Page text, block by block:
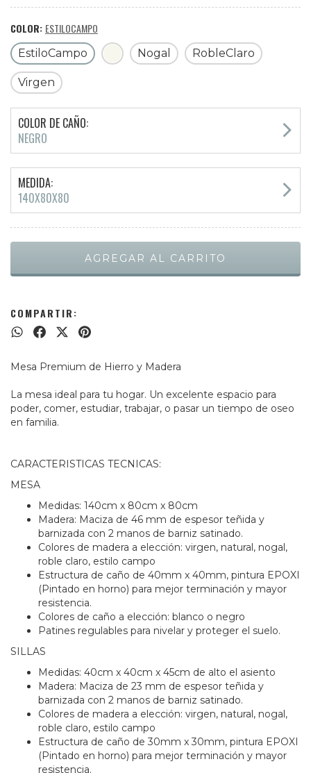
COLOR: ESTILOCAMPO
EstiloCampo Nogal RobleClaro
Virgen
COLOR DE CAÑO:
NEGRO
MEDIDA:
140X80X80
COMPARTIR:
Mesa Premium de Hierro y Madera
La mesa ideal para tu hogar. Un excelente espacio para
poder, comer, estudiar, trabajar, o pasar un tiempo de oseo
en familia.
CARACTERISTICAS TECNICAS:
MESA
Medidas: 140cm x 80cm x 80cm
Madera: Maciza de 46 mm de espesor teñida y
barnizada con 2 manos de barniz satinado.
Colores de madera a elección: virgen, natural, nogal,
roble claro, estilo campo
Estructura de caño de 40mm x 40mm, pintura EPOXI
(Pintado en horno) para mejor terminación y mayor
resistencia.
Colores de caño a elección: blanco o negro
Patines regulables para nivelar y proteger el suelo.
SILLAS
Medidas: 40cm x 40cm x 45cm de alto el asiento
Madera: Maciza de 23 mm de espesor teñida y
barnizada con 2 manos de barniz satinado.
Colores de madera a elección: virgen, natural, nogal,
roble claro, estilo campo
Estructura de caño de 30mm x 30mm, pintura EPOXI
(Pintado en horno) para mejor terminación y mayor
resistencia.